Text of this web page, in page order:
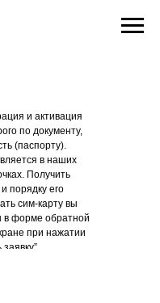
и активация
по документу,
(паспорту).
в наших
Получить
порядку его
сим-карту вы
в форме обратной
при нажатии